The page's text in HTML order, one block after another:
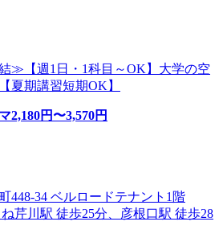
≫【週1日・1科目～OK】大学の空
夏期講習短期OK】
2,180円〜3,570円
448-34 ベルロードテナント1階
芹川駅 徒歩25分、彦根口駅 徒歩28